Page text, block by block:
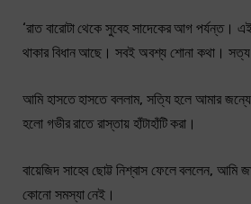
‘রাত বারোটা থেকে সুবেহ সাদেকের আগ পর্যন্ত।
থাকার বিধান আছে। সবই অবশ্য শোনা কথা। সত্য
আমি হাসতে হাসতে বললাম, সত্যি হলে আমার
হলো গভীর রাতে রাস্তায় হাঁটাহাঁটি করা।
বায়েজিদ সাহেব ছোট্ট নিশ্বাস ফেলে বললেন, আমি
কোনো সমস্যা নেই।